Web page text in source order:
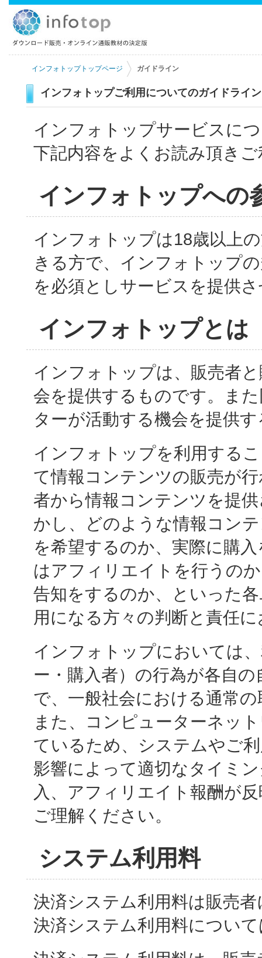
インフォトップトップページ ガイドライン
インフォトップご利用についてのガイドライン
インフォトップサービスに
下記内容をよくお読み頂き
インフォトップへの
インフォトップは18歳以上
きる方で、インフォトップ
を必須としサービスを提供
インフォトップとは
インフォトップは、販売者
会を提供するものです。ま
ターが活動する機会を提供
インフォトップを利用する
て情報コンテンツの販売が
者から情報コンテンツを提
かし、どのような情報コン
を希望するのか、実際に購
はアフィリエイトを行うの
告知をするのか、といった
用になる方々の判断と責任
インフォトップにおいては
ー・購入者）の行為が各自
で、一般社会における通常
また、コンピューターネッ
ているため、システムやご
影響によって適切なタイミ
入、アフィリエイト報酬が
ご理解ください。
システム利用料
決済システム利用料は販売
決済システム利用料につい